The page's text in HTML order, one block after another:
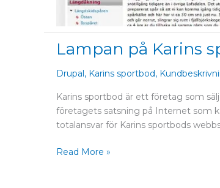
Lampan på Karins
Drupal, Karins sportbod,
Karins sportbod är ett företag som
företagets satsning på Internet som
totalansvar för Karins sportbods
Lampan
Karins
AB
Read More »